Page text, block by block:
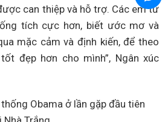
can thiệp và hỗ trợ. Các em tư
tích cực hơn, biết ước mơ và
mặc cảm và định kiến, để theo
đẹp hơn cho mình”, Ngân xúc